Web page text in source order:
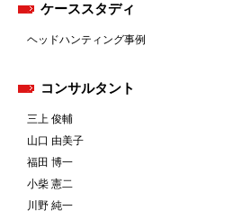
ケーススタディ
ヘッドハンティング事例
コンサルタント
三上 俊輔
山口 由美子
福田 博一
小柴 憲二
川野 純一